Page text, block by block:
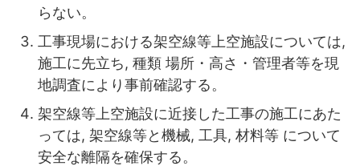
らない。
工事現場における架空線等上空施設については,
施工に先立ち, 種類 場所・高さ・管理者等を現
地調査により事前確認する。
架空線等上空施設に近接した工事の施工にあた
っては, 架空線等と機械, 工具, 材料等 について
安全な離隔を確保する。